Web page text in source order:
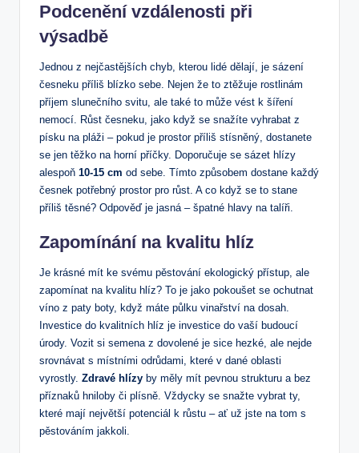
Podcenění vzdálenosti při
výsadbě
Jednou z nejčastějších chyb, kterou lidé dělají, je sázení
česneku příliš blízko sebe. Nejen že to ztěžuje rostlinám
příjem slunečního svitu, ale také to může vést k šíření
nemocí. Růst česneku, jako když se snažíte vyhrabat z
písku na pláži – pokud je prostor příliš stísněný, dostanete
se jen těžko na horní příčky. Doporučuje se sázet hlízy
alespoň 10-15 cm od sebe. Tímto způsobem dostane každý
česnek potřebný prostor pro růst. A co když se to stane
příliš těsné? Odpověď je jasná – špatné hlavy na talíři.
Zapomínání na kvalitu hlíz
Je krásné mít ke svému pěstování ekologický přístup, ale
zapomínat na kvalitu hlíz? To je jako pokoušet se ochutnat
víno z paty boty, když máte půlku vinařství na dosah.
Investice do kvalitních hlíz je investice do vaší budoucí
úrody. Vozit si semena z dovolené je sice hezké, ale nejde
srovnávat s místními odrůdami, které v dané oblasti
vyrostly. Zdravé hlízy by měly mít pevnou strukturu a bez
příznaků hniloby či plísně. Vždycky se snažte vybrat ty,
které mají největší potenciál k růstu – ať už jste na tom s
pěstováním jakkoli.